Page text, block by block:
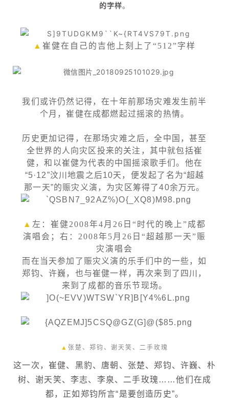
的字样。
▲ 崔健在自己的吉他上刻上了“512”字样
我们或许仍然记得，在十年前那场灾难发生前半
个月，崔健在成都燃起过摇滚的热情。
历史更加记得，在那场灾难之后，全中国，甚至
全世界的人向灾区投来的关注，其中就包括崔
健，和以崔健为代表的中国摇滚歌手们。他在
“5·12”汶川地震之后10天，便发起了名为“超越
那一天”的赈灾义演，为灾区筹得了40余万元。
▲ 左：崔健2008年4月26日“时代的晚上”成都
演唱会；右：2008年5月26日“超越那一天”赈
灾演唱会
而在当天参加了赈灾义演的乐手们中的一些，如
郑钧、许巍，也与崔健一样，再次来到了四川，
来到了成都的音乐节现场。
▲ 张楚、郑钧、谢天笑、二手玫瑰
这一次，崔健、黑豹、唐朝、张楚、郑钧、许巍、朴
树、谢天笑、李志、李泉、二手玫瑰……他们在成
都，正如郑钧所言“是要创造历史”。